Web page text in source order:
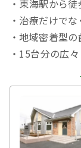
・東海駅から
・治療だけで
・地域密着型
・15台分の広